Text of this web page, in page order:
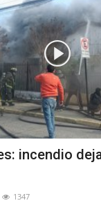
incendio
1347